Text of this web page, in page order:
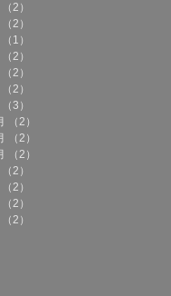
（2）
（2）
（1）
（2）
（2）
（2）
（3）
（2）
（2）
（2）
（2）
（2）
（2）
（2）